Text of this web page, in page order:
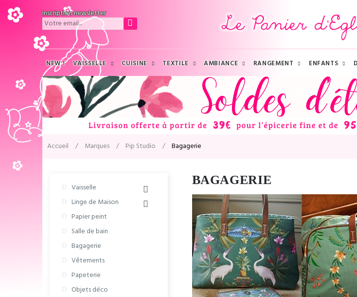
Inscription newsletter
NEW ! VAISSELLE CUISINE TEXTILE AMBIANCE RANGEMENT ENFANTS
Accueil Marques Pip Studio Bagagerie
Vaisselle
Linge de Maison
Papier peint
Salle de bain
Bagagerie
Vêtements
Papeterie
Objets déco
BAGAGERIE